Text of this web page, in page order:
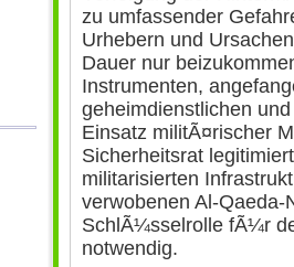
zu umfassender
Urhebern und
Dauer nur
Instrumenten,
geheimdienstlichen
Einsatz militÃ¤rischer
Sicherheitsrat
militarisierten
verwobenen Al-Qaeda-
SchlÃ¼sselrolle fÃ¼r
notwendig.